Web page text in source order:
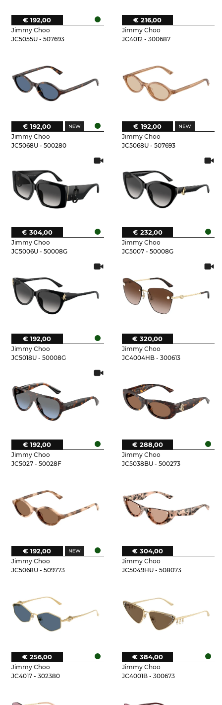
Jimmy Choo
JC5055U - 507693
€ 192,00
Jimmy Choo
JC4012 - 300687
€ 216,00
Jimmy Choo
JC5068U - 500280
€ 192,00
Jimmy Choo
JC5068U - 507693
€ 192,00
Jimmy Choo
JC5006U - 50008G
€ 304,00
Jimmy Choo
JC5007 - 50008G
€ 232,00
Jimmy Choo
JC5018U - 50008G
€ 192,00
Jimmy Choo
JC4004HB - 300613
€ 320,00
Jimmy Choo
JC5027 - 50028F
€ 192,00
Jimmy Choo
JC5038BU - 500273
€ 288,00
Jimmy Choo
JC5068U - 509773
€ 192,00
Jimmy Choo
JC5049HU - 508073
€ 304,00
Jimmy Choo
JC4017 - 302380
€ 256,00
Jimmy Choo
JC4001B - 300673
€ 384,00